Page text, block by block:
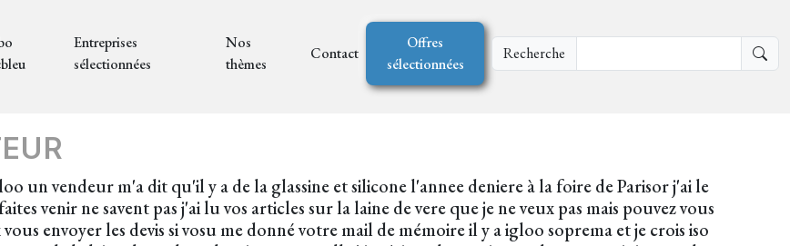
Entreprises
sélectionnées
Nos
thèmes
Contact
Offres
sélectionnées
Recherche
un vendeur m'a dit qu'il y a de la glassine et silicone l'annee deniere à la foire de Parisor j'ai le
venir ne savent pas j'ai lu vos articles sur la laine de vere que je ne veux pas mais pouvez vous
envoyer les devis si vosu me donné votre mail de mémoire il y a igloo soprema et je crois iso